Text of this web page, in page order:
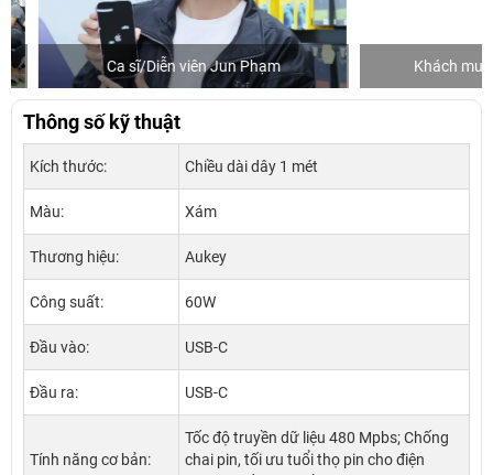
Ca sĩ/Diễn viên Jun Phạm Khách mua
Thông số kỹ thuật
Kích thước: Chiều dài dây 1 mét
Màu: Xám
Thương hiệu: Aukey
Công suất: 60W
Đầu vào: USB-C
Đầu ra: USB-C
Tính năng cơ bản:
Tốc độ truyền dữ liệu 480 Mpbs; Chống
chai pin, tối ưu tuổi thọ pin cho điện